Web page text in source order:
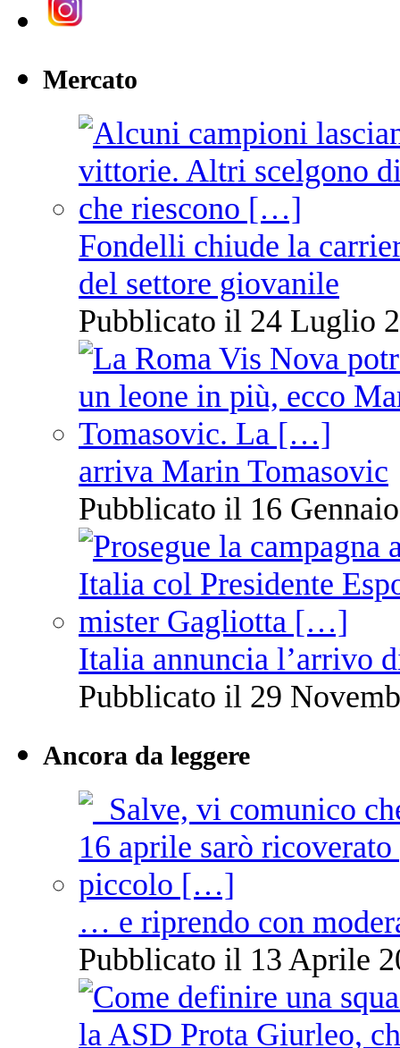
Mercato
Fondelli chiude la
del settore giovanile
Pubblicato il 24 Luglio
arriva Marin Tomasovic
Pubblicato il 16
Italia annuncia l’arrivo
Pubblicato il 29
Ancora da leggere
… e riprendo con
Pubblicato il 13 Aprile